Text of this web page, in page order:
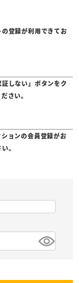
登録が利用できてお
しない」ボタンをク
さい。
ョンの会員登録がお
。